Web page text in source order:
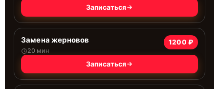
Записаться
Замена жерновов
20 мин
1200 ₽
Записаться